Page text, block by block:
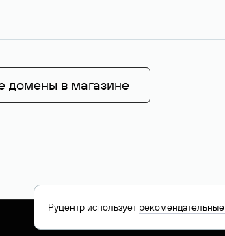
домены в магазине
Руцентр использует